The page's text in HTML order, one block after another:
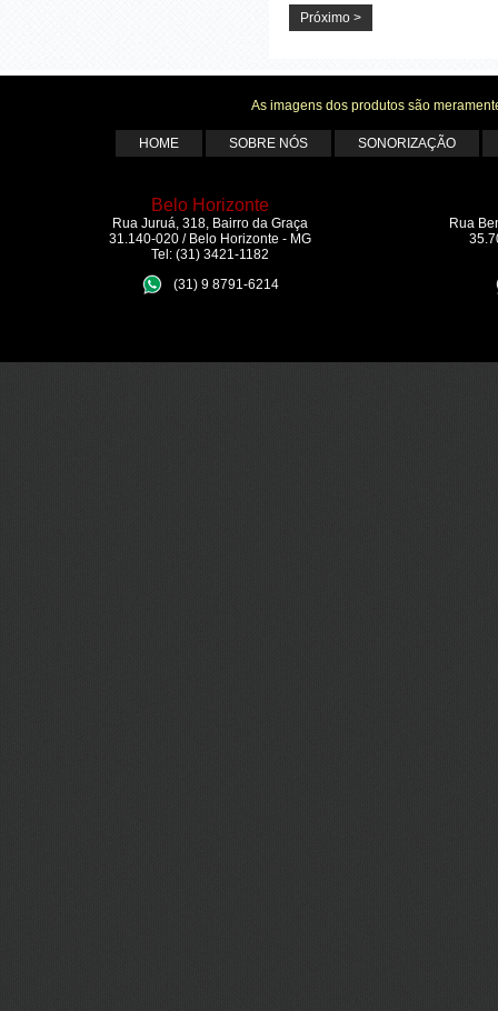
Próximo >
As imagens dos produtos são
HOME SOBRE NÓS SONORIZAÇÃO
Belo Horizonte
Rua Juruá, 318, Bairro da Graça
31.140-020 / Belo Horizonte - MG
Tel: (31) 3421-1182
(31) 9 8791-6214
Rua